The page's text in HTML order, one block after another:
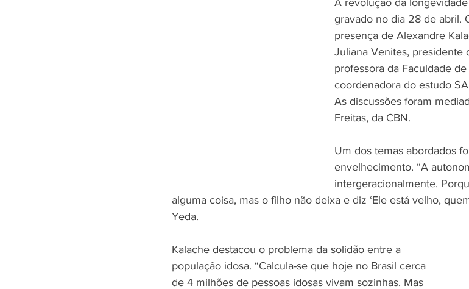
A revolução da
gravado no dia 28 de abril.
presença de Alexandre
Juliana Venites, presidente
professora da Faculdade
coordenadora do estudo
As discussões foram
Freitas, da CBN.
Um dos temas abordados
envelhecimento. “A
intergeracionalmente.
alguma coisa, mas o filho não deixa e diz ‘Ele está velho,
Yeda.
Kalache destacou o problema da solidão entre a
população idosa. “Calcula-se que hoje no Brasil cerca
de 4 milhões de pessoas idosas vivam sozinhas. Mas